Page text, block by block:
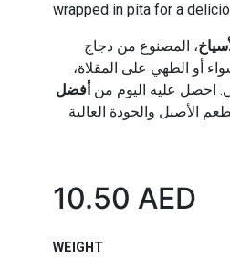
wrapped in pita for a
، المصنوع من دجاج
أو الطهي على المقلاة،
احصل عليه اليوم من أفضل
10.50 AED
WEIGHT